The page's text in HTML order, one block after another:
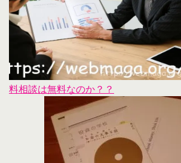
料相談は無料なのか？？